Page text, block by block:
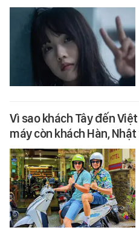
Vì sao khách Tây đến
máy còn khách Hàn,